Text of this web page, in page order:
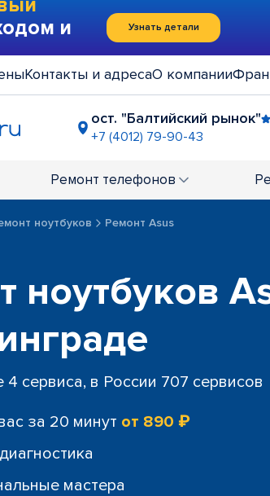
и
Узнать детали
Контакты и адресаО компании
ост. "Балтийский рынок"
+7 (4012) 79-90-43
+7 (4012) 61-57-59
Ремонт телефонов
ноутбуков Ремонт Asus
ноутбуков
4 сервиса, в России 707 сервисов
за 20 минут от 890 ₽
мастера